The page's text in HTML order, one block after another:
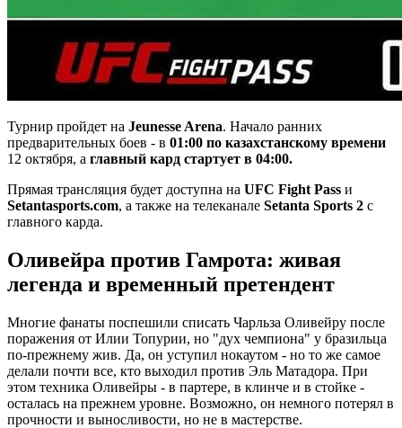
Турнир пройдет на Jeunesse Arena. Начало ранних
предварительных боев - в 01:00 по казахстанскому времени
12 октября, а главный кард стартует в 04:00.
Прямая трансляция будет доступна на UFC Fight Pass и
Setantasports.com, а также на телеканале Setanta Sports 2 с
главного карда.
Оливейра против Гамрота: живая
легенда и временный претендент
Многие фанаты поспешили списать Чарльза Оливейру после
поражения от Илии Топурии, но "дух чемпиона" у бразильца
по-прежнему жив. Да, он уступил нокаутом - но то же самое
делали почти все, кто выходил против Эль Матадора. При
этом техника Оливейры - в партере, в клинче и в стойке -
осталась на прежнем уровне. Возможно, он немного потерял в
прочности и выносливости, но не в мастерстве.